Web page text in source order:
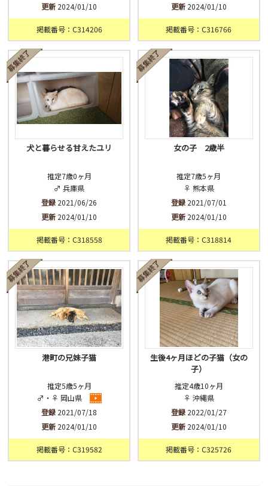
更新 2024/01/10
掲載番号：C314206
更新2024/01/10
掲載番号：C316766
犬と暮らせる甘えたユリ
推定7歳0ヶ月
♂ 兵庫県
登録 2021/06/26
更新 2024/01/10
掲載番号：C318558
女の子 2歳半
推定7歳5ヶ月
♀ 熊本県
登録2021/07/01
更新2024/01/10
掲載番号：C318814
港町の兄妹子猫
推定5歳5ヶ月
♂・♀ 岡山県
登録 2021/07/18
更新 2024/01/10
掲載番号：C319582
生後4ヶ月ほどの子猫（女の
子）
推定4歳10ヶ月
♀ 沖縄県
登録2022/01/27
更新2024/01/10
掲載番号：C325726